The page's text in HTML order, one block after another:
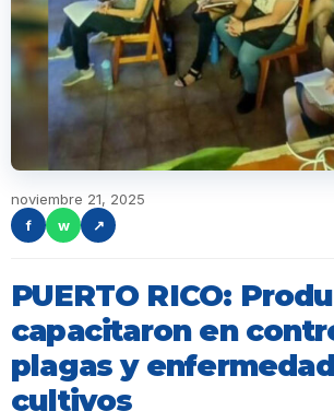
noviembre 21, 2025
f
w ↗
PUERTO RICO:
capacitaron en
plagas y
cultivos